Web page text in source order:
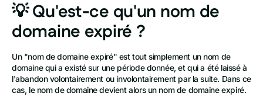
💡 Qu'est-ce qu'un nom de
domaine expiré ?
Un "nom de domaine expiré" est tout simplement un nom de
domaine qui a existé sur une période donnée, et qui a été laissé à
l'abandon volontairement ou involontairement par la suite. Dans ce
cas, le nom de domaine devient alors un nom de domaine expiré.